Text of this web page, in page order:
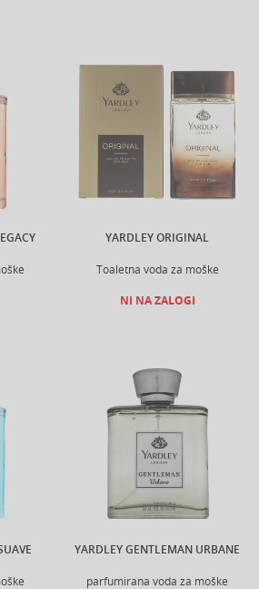
YARDLEY ORIGINAL
Toaletna voda za moške
NI NA ZALOGI
YARDLEY GENTLEMAN URBANE
parfumirana voda za moške